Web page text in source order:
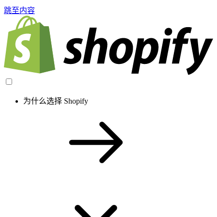
跳至内容
为什么选择 Shopify